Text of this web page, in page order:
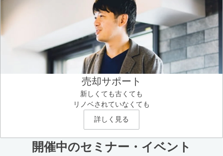
売却サポート
新しくても古くても
リノベされていなくても
詳しく見る
開催中のセミナー・イベント